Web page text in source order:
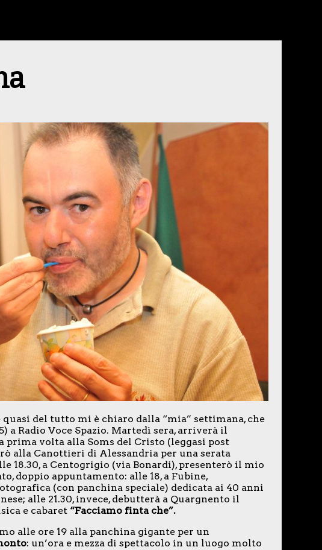
quasi del tutto mi è chiaro dalla “mia” settimana, che
a Radio Voce Spazio. Martedì sera, arriverà il
prima volta alla Soms del Cristo (leggasi post
alla Canottieri di Alessandria per una serata
18.30, a Centogrigio (via Bonardi), presenterò il mio
doppio appuntamento: alle 18, a Fubine,
(con panchina speciale) dedicata ai 40 anni
alle 21.30, invece, debutterà a Quargnento il
e cabaret “Facciamo finta che”.
alle ore 19 alla panchina gigante per un
: un’ora e mezza di spettacolo in un luogo molto